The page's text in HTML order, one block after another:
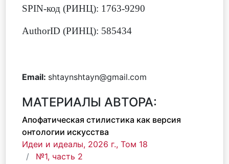
SPIN-код (РИНЦ): 1763-9290
AuthorID (РИНЦ): 585434
Email: shtaynshtayn@gmail.com
МАТЕРИАЛЫ АВТОРА:
Апофатическая стилистика как версия
онтологии искусства
Идеи и идеалы, 2026 г., Том 18
№1, часть 2